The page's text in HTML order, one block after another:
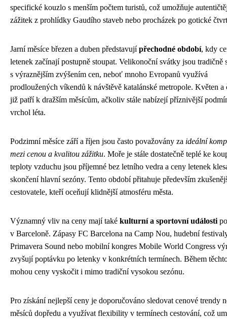
specifické kouzlo s menším počtem turistů, což umožňuje
zážitek z prohlídky Gaudího staveb nebo procházek po gotické
Jarní měsíce březen a duben představujípřechodné období, kdy
letenek začínají postupně stoupat. Velikonoční svátky jsou tradičně
s výraznějším zvýšením cen, neboť mnoho Evropanů využívá
prodloužených víkendů k návštěvě katalánské metropole. Květen a
již patří k dražším měsícům, ačkoliv stále nabízejí příznivější
vrchol léta.
Podzimní měsíce září a říjen jsou často považovány za ideální
mezi cenou a kvalitou zážitku. Moře je stále dostatečně teplé ke
teploty vzduchu jsou příjemné bez letního vedra a ceny letenek
skončení hlavní sezóny. Tento období přitahuje především
cestovatele, kteří oceňují klidnější atmosféru města.
Významný vliv na ceny mají také kulturní a sportovní události
v Barceloně. Zápasy FC Barcelona na Camp Nou, hudební
Primavera Sound nebo mobilní kongres Mobile World Congress
zvyšují poptávku po letenky v konkrétních termínech. Během
mohou ceny vyskočit i mimo tradiční vysokou sezónu.
Pro získání nejlepší ceny je doporučováno sledovat cenové trendy
měsíců dopředu a využívat flexibility v termínech cestování, což